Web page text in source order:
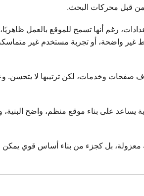
من قبل محركات البحث.
رغم أنها تسمح للموقع بالعمل
واضحة، أو تجربة مستخدم غير
صفحات وخدمات، لكن ترتيبها لا يتحسن.
يساعد على بناء موقع منظم، واضح
بل كجزء من بناء أساس قوي يمكن